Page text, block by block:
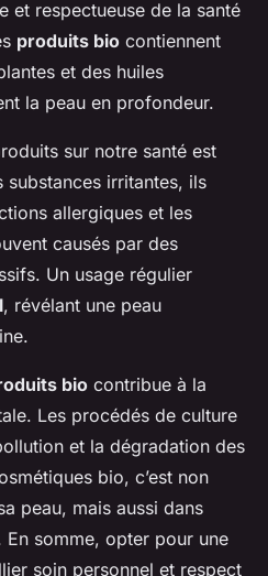
et respectueuse de la santé
produits bio contiennent
et des huiles
la peau en profondeur.
sur notre santé est
substances irritantes, ils
allergiques et les
causés par des
Un usage régulier
, révélant une peau
bio contribue à la
Les procédés de culture
et la dégradation des
bio, c’est non
peau, mais aussi dans
En somme, opter pour une
soin personnel et respect